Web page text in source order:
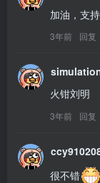
加油，支
3年前 回复
火钳刘明
3年前 回复
很不错